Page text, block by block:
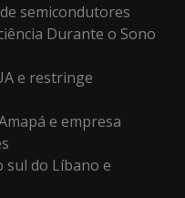
semicondutores
Durante o Sono
e restringe
e empresa
sul do Líbano e